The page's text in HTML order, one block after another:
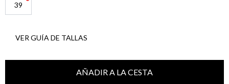
39
VER GUÍA DE TALLAS
AÑADIR A LA CESTA